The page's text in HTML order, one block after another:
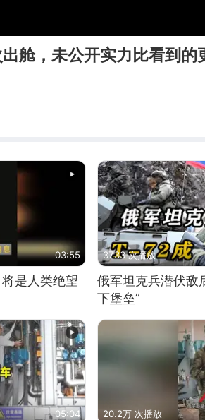
舱，未公开实力比看到的
03:55
是人类绝望
3733 次播放
俄军坦克兵潜伏敌
下堡垒”
05:04 20.2万 次播放